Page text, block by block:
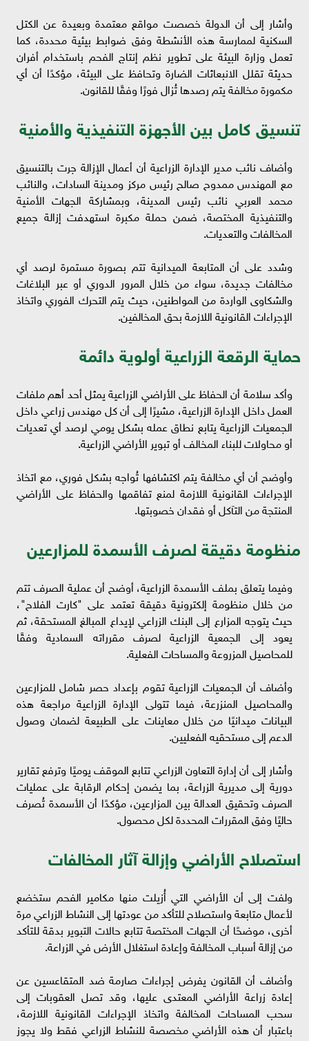
وأشار إلى أن الدولة خصصت مواقع معتمدة وبعيدة عن الكتل
السكنية لممارسة هذه الأنشطة وفق ضوابط بيئية محددة، كما
تعمل وزارة البيئة على تطوير نظم إنتاج الفحم باستخدام أفران
حديثة تقلل الانبعاثات الضارة وتحافظ على البيئة، مؤكدًا أن أي
مكمورة مخالفة يتم رصدها تُزال فورًا وفقًا للقانون.
تنسيق كامل بين الأجهزة التنفيذية والأمنية
وأضاف نائب مدير الإدارة الزراعية أن أعمال الإزالة جرت بالتنسيق
مع المهندس ممدوح صالح رئيس مركز ومدينة السادات، والنائب
محمد العربي نائب رئيس المدينة، وبمشاركة الجهات الأمنية
والتنفيذية المختصة، ضمن حملة مكبرة استهدفت إزالة جميع
المخالفات والتعديات.
وشدد على أن المتابعة الميدانية تتم بصورة مستمرة لرصد أي
مخالفات جديدة، سواء من خلال المرور الدوري أو عبر البلاغات
والشكاوى الواردة من المواطنين، حيث يتم التحرك الفوري واتخاذ
الإجراءات القانونية اللازمة بحق المخالفين.
حماية الرقعة الزراعية أولوية دائمة
وأكد سلامة أن الحفاظ على الأراضي الزراعية يمثل أحد أهم ملفات
العمل داخل الإدارة الزراعية، مشيرًا إلى أن كل مهندس زراعي داخل
الجمعيات الزراعية يتابع نطاق عمله بشكل يومي لرصد أي تعديات
أو محاولات للبناء المخالف أو تبوير الأراضي الزراعية.
وأوضح أن أي مخالفة يتم اكتشافها تُواجه بشكل فوري، مع اتخاذ
الإجراءات القانونية اللازمة لمنع تفاقمها والحفاظ على الأراضي
المنتجة من التآكل أو فقدان خصوبتها.
منظومة دقيقة لصرف الأسمدة للمزارعين
وفيما يتعلق بملف الأسمدة الزراعية، أوضح أن عملية الصرف تتم
من خلال منظومة إلكترونية دقيقة تعتمد على "كارت الفلاح"،
حيث يتوجه المزارع إلى البنك الزراعي لإيداع المبالغ المستحقة، ثم
يعود إلى الجمعية الزراعية لصرف مقرراته السمادية وفقًا
للمحاصيل المزروعة والمساحات الفعلية.
وأضاف أن الجمعيات الزراعية تقوم بإعداد حصر شامل للمزارعين
والمحاصيل المنزرعة، فيما تتولى الإدارة الزراعية مراجعة هذه
البيانات ميدانيًا من خلال معاينات على الطبيعة لضمان وصول
الدعم إلى مستحقيه الفعليين.
وأشار إلى أن إدارة التعاون الزراعي تتابع الموقف يوميًا وترفع تقارير
دورية إلى مديرية الزراعة، بما يضمن إحكام الرقابة على عمليات
الصرف وتحقيق العدالة بين المزارعين، مؤكدًا أن الأسمدة تُصرف
حاليًا وفق المقررات المحددة لكل محصول.
استصلاح الأراضي وإزالة آثار المخالفات
ولفت إلى أن الأراضي التي أُزيلت منها مكامير الفحم ستخضع
لأعمال متابعة واستصلاح للتأكد من عودتها إلى النشاط الزراعي مرة
أخرى، موضحًا أن الجهات المختصة تتابع حالات التبوير بدقة للتأكد
من إزالة أسباب المخالفة وإعادة استغلال الأرض في الزراعة.
وأضاف أن القانون يفرض إجراءات صارمة ضد المتقاعسين عن
إعادة زراعة الأراضي المعتدى عليها، وقد تصل العقوبات إلى
سحب المساحات المخالفة واتخاذ الإجراءات القانونية اللازمة،
باعتبار أن هذه الأراضي مخصصة للنشاط الزراعي فقط ولا يجوز